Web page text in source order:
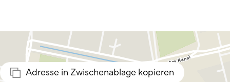
Adresse in Zwischenablage kopieren